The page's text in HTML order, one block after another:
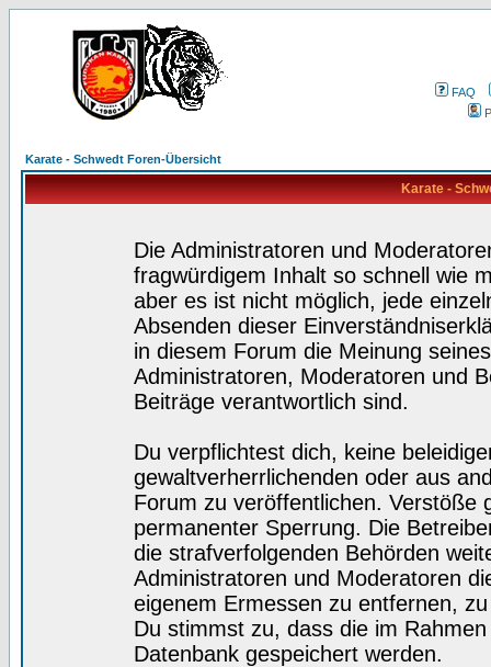
FAQ
Karate - Schwedt Foren-Übersicht
Karate -
Die Administratoren und
fragwürdigem Inhalt so schnell wie
aber es ist nicht möglich, jede
Absenden dieser
in diesem Forum die Meinung
Administratoren, Moderatoren und
Beiträge verantwortlich sind.
Du verpflichtest dich, keine
gewaltverherrlichenden oder aus
Forum zu veröffentlichen. Verstöße
permanenter Sperrung. Die
die strafverfolgenden Behörden
Administratoren und Moderatoren
eigenem Ermessen zu entfernen,
Du stimmst zu, dass die im
Datenbank gespeichert werden.